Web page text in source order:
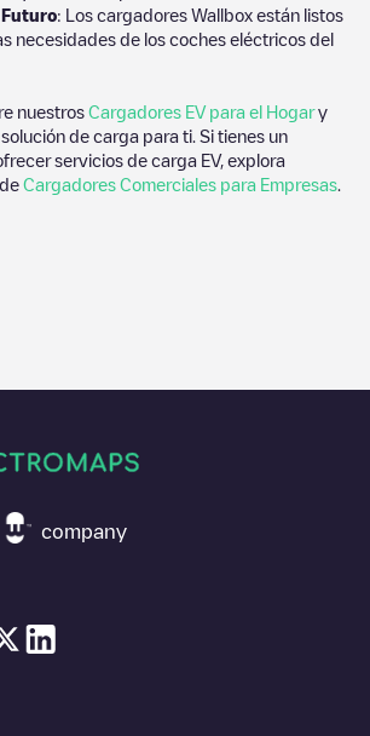
Futuro: Los cargadores Wallbox están listos
necesidades de los coches eléctricos del
nuestros Cargadores EV para el Hogary
de carga para ti. Si tienes un
servicios de carga EV, explora
Cargadores Comerciales para Empresas
inferior cuál es el punto de carga que
en “puntos de carga más cercanos” y
cercanas, así como si están en un parking,
en KM a la que están.
company